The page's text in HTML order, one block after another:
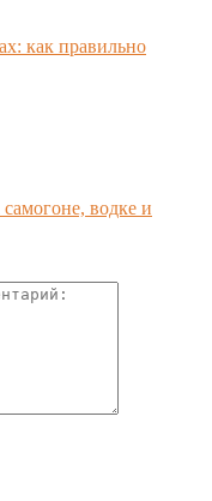
как правильно
водке и